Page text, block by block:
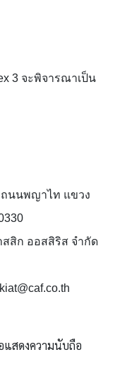
3 จะพิจารณาเป็น
ถนนพญาไท แขวง
สิก ออสสิริส จำกัด
แสดงความนับถือ